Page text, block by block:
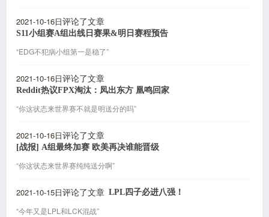
2021-10-16日评论了文章
S11小组赛A组出线日赛果&明日赛程预告
“EDG不犯病小组第一是稳了”
2021-10-16日评论了文章
Reddit热议FPX淘汰：凤出东方 凰鸣回家
“你这状态来世界赛不就是明送分的吗”
2021-10-16日评论了文章
[战报] A组最终加赛 欧美再决谁能晋级
“你这状态来世界赛纯纯送分啊”
2021-10-15日评论了文章 LPL四子必进八强！
“今年又是LPL和LCK混战”